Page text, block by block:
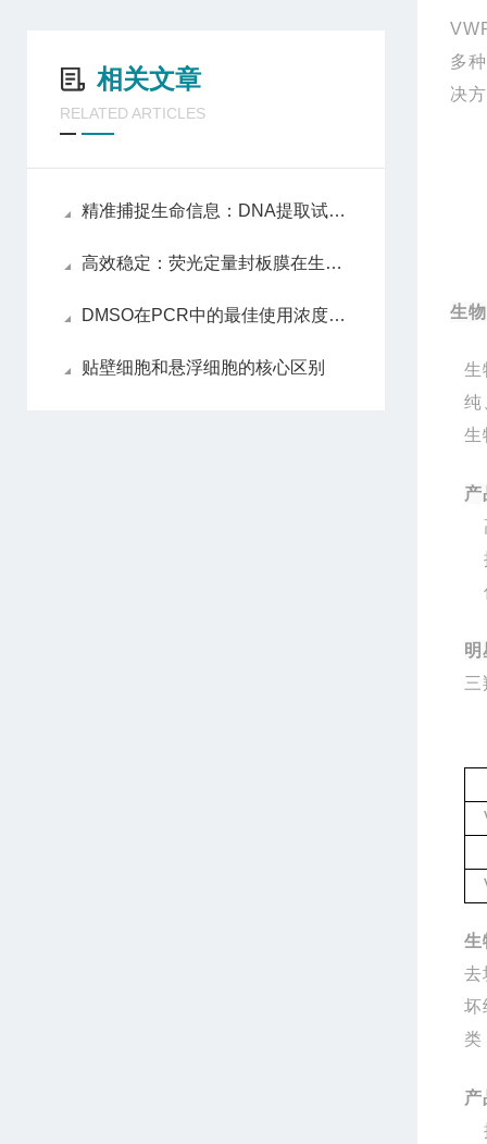
相关文章
RELATED ARTICLES
精准捕捉生命信息：DNA提取试剂盒解锁遗传密码的关键
高效稳定：荧光定量封板膜在生物实验中的应用
DMSO在PCR中的最佳使用浓度是多少？
贴壁细胞和悬浮细胞的核心区别
多
决
生
生
纯
生
产
明
生
去
坏
类
产